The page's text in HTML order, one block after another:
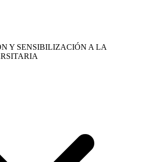
Y SENSIBILIZACIÓN A LA